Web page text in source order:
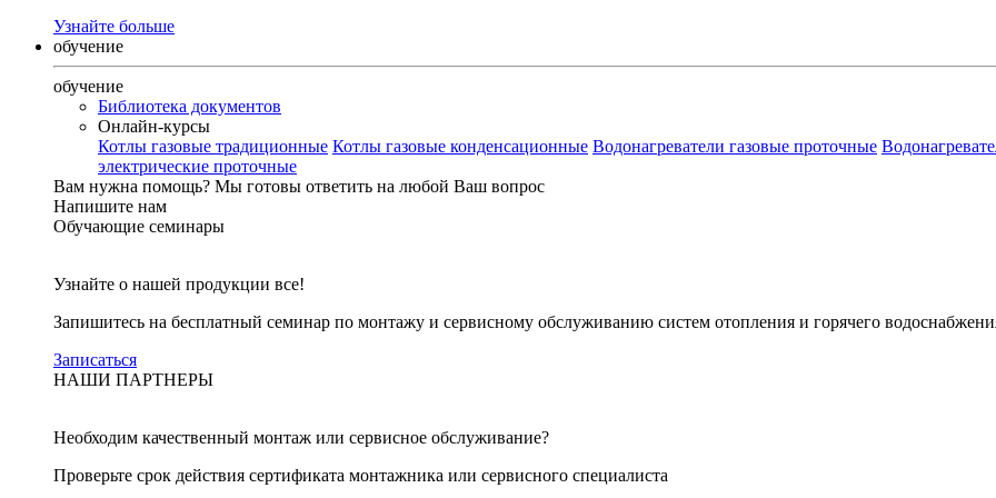
Узнайте больше
обучение
обучение
Библиотека документов
Онлайн-курсы
Котлы газовые традиционные Котлы газовые конденсационные Водонагреватели газовые проточные
электрические проточные
Вам нужна помощь? Мы готовы ответить на любой Ваш вопрос
Напишите нам
Обучающие семинары
Узнайте о нашей продукции все!
Запишитесь на бесплатный семинар по монтажу и сервисному обслуживанию систем отопления и горячего
Записаться
НАШИ ПАРТНЕРЫ
Необходим качественный монтаж или сервисное обслуживание?
Проверьте срок действия сертификата монтажника или сервисного специалиста